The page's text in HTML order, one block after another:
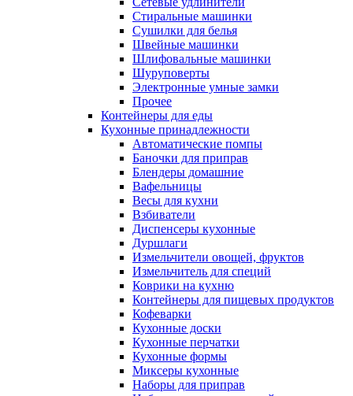
Стиральные машинки
Сушилки для белья
Швейные машинки
Шлифовальные машинки
Шуруповерты
Электронные умные замки
Прочее
Контейнеры для еды
Кухонные принадлежности
Автоматические помпы
Баночки для приправ
Блендеры домашние
Вафельницы
Весы для кухни
Взбиватели
Диспенсеры кухонные
Дуршлаги
Измельчители овощей, фруктов
Измельчитель для специй
Коврики на кухню
Контейнеры для пищевых продуктов
Кофеварки
Кухонные доски
Кухонные перчатки
Кухонные формы
Миксеры кухонные
Наборы для приправ